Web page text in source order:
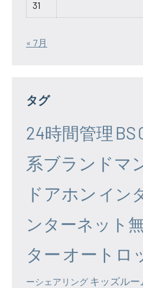
31
« 7月
タグ
24時間管理 BS
系ブランドマ
ドアホン イン
ンターネット
ター オートロ
ーシェアリング キッズルー